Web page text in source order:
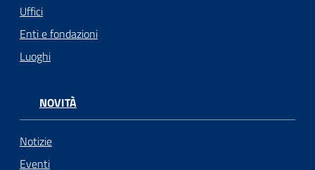
Uffici
Enti e fondazioni
Luoghi
NOVITÀ
Notizie
Eventi